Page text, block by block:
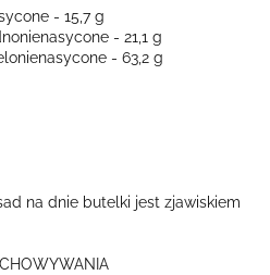
- 15,7 g
- 21,1 g
- 63,2 g
na dnie butelki jest zjawiskiem